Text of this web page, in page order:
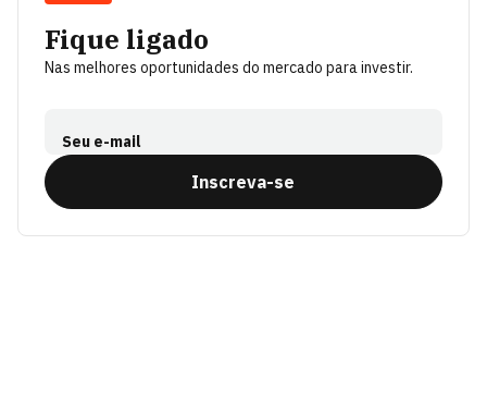
Fique ligado
Nas melhores oportunidades do mercado para investir.
Seu e-mail
Inscreva-se